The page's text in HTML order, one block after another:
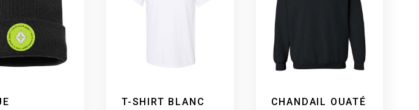
T-SHIRT BLANC
CHANDAIL OUATÉ